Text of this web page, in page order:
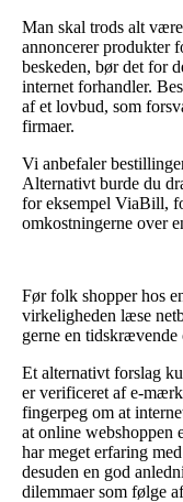
Man skal trods alt
annoncerer produkter
beskeden, bør det for
internet forhandler.
af et lovbud, som
firmaer.
Vi anbefaler
Alternativt burde du
for eksempel ViaBill,
omkostningerne over
Før folk shopper hos
virkeligheden læse
gerne en tidskrævende
Et alternativt forslag
er verificeret af e-
fingerpeg om at
at online webshoppen
har meget erfaring
desuden en god
dilemmaer som følge